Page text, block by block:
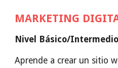
MARKETING
Nivel Básico/Intermedio
Aprende a crear un sitio